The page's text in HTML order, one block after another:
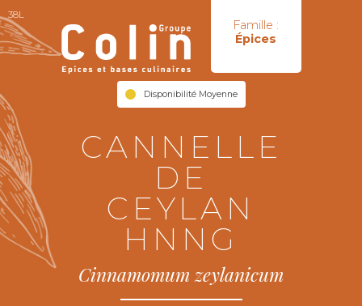
Famille :
Épices
Disponibilité Moyenne
38L
CANNELLE
DE
CEYLAN
HNNG
Cinnamomum zeylanicum